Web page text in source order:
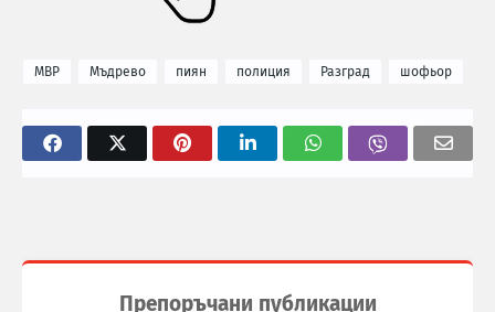
МВР Мъдрево пиян полиция Разград шофьор
Препоръчани публикации